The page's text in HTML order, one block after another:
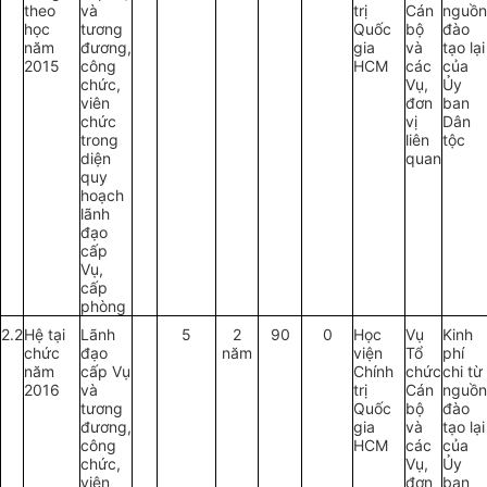
theo
học
năm
2015
và
tương
đương,
công
chức,
viên
chức
trong
diện
quy
hoạch
lãnh
đạo
cấp
Vụ,
cấp
phòng
trị
Quốc
gia
HCM
Cán
bộ
và
các
Vụ,
đơn
vị
liên
quan
nguồn
đào
tạo lại
của
Ủy
ban
Dân
tộc
2.2Hệ tại
chức
năm
2016
Lãnh
đạo
cấp Vụ
và
tương
đương,
công
chức,
viên
5
2
năm
90 0
Học
viện
Chính
trị
Quốc
gia
HCM
Vụ
Tổ
chức
Cán
bộ
và
các
Vụ,
đơn
Kinh
phí
chi từ
nguồn
đào
tạo lại
của
Ủy
ban